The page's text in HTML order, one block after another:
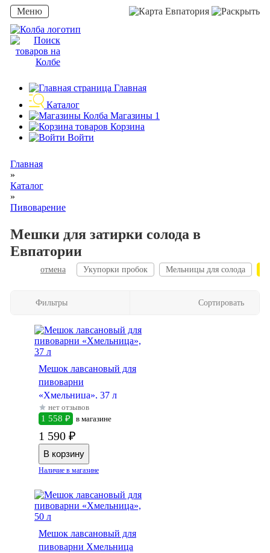
Меню Евпатория
Главная
Каталог
Магазины 1
Корзина
Войти
Главная
»
Каталог
»
Пивоварение
Мешки для затирки солода в
Евпатории
отмена Укупорки пробок Мельницы для солода
Фильтры Сортировать
Мешок лавсановый для
пивоварни
«Хмельница», 37 л
нет отзывов
1 558 ₽ в магазине
1 590 ₽
Наличие в магазине
Мешок лавсановый для
пивоварни Хмельница